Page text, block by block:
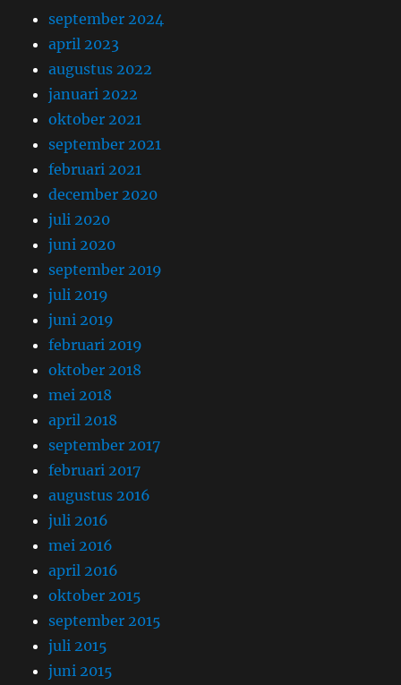
september 2024
april 2023
augustus 2022
januari 2022
oktober 2021
september 2021
februari 2021
december 2020
juli 2020
juni 2020
september 2019
juli 2019
juni 2019
februari 2019
oktober 2018
mei 2018
april 2018
september 2017
februari 2017
augustus 2016
juli 2016
mei 2016
april 2016
oktober 2015
september 2015
juli 2015
juni 2015